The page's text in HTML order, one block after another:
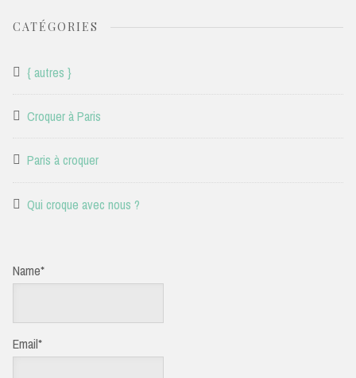
CATÉGORIES
{ autres }
Croquer à Paris
Paris à croquer
Qui croque avec nous ?
Name*
Email*